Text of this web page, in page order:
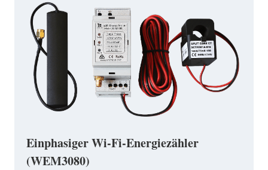
Einphasiger Wi-Fi-Energiezähler
(WEM3080)